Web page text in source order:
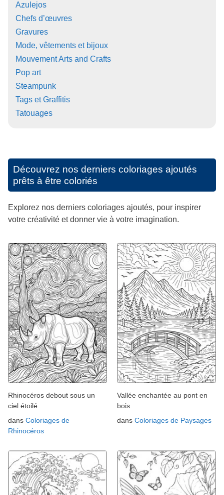
Azulejos
Chefs d’œuvres
Gravures
Mode, vêtements et bijoux
Mouvement Arts and Crafts
Pop art
Steampunk
Tags et Graffitis
Tatouages
Découvrez nos derniers coloriages ajoutés
prêts à être coloriés
Explorez nos derniers coloriages ajoutés, pour inspirer
votre créativité et donner vie à votre imagination.
Rhinocéros debout sous un
ciel étoilé
dans Coloriages de
Rhinocéros
Vallée enchantée au pont en
bois
dans Coloriages de Paysages